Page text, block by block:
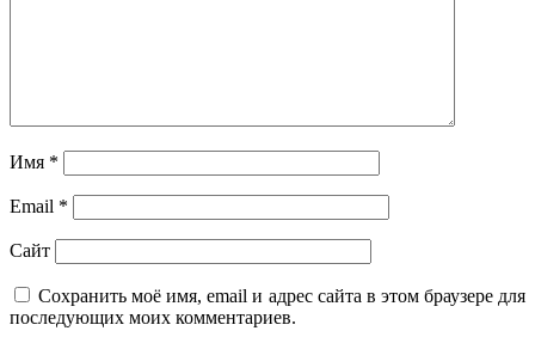
Имя *
Email *
Сайт
Сохранить моё имя, email и адрес сайта в этом браузере для
последующих моих комментариев.